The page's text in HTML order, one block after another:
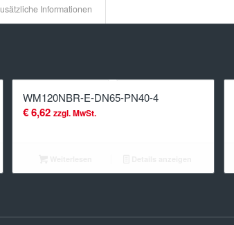
Informationen
WM120NBR-E-DN65-PN40-4
€6,62 zzgl. MwSt.